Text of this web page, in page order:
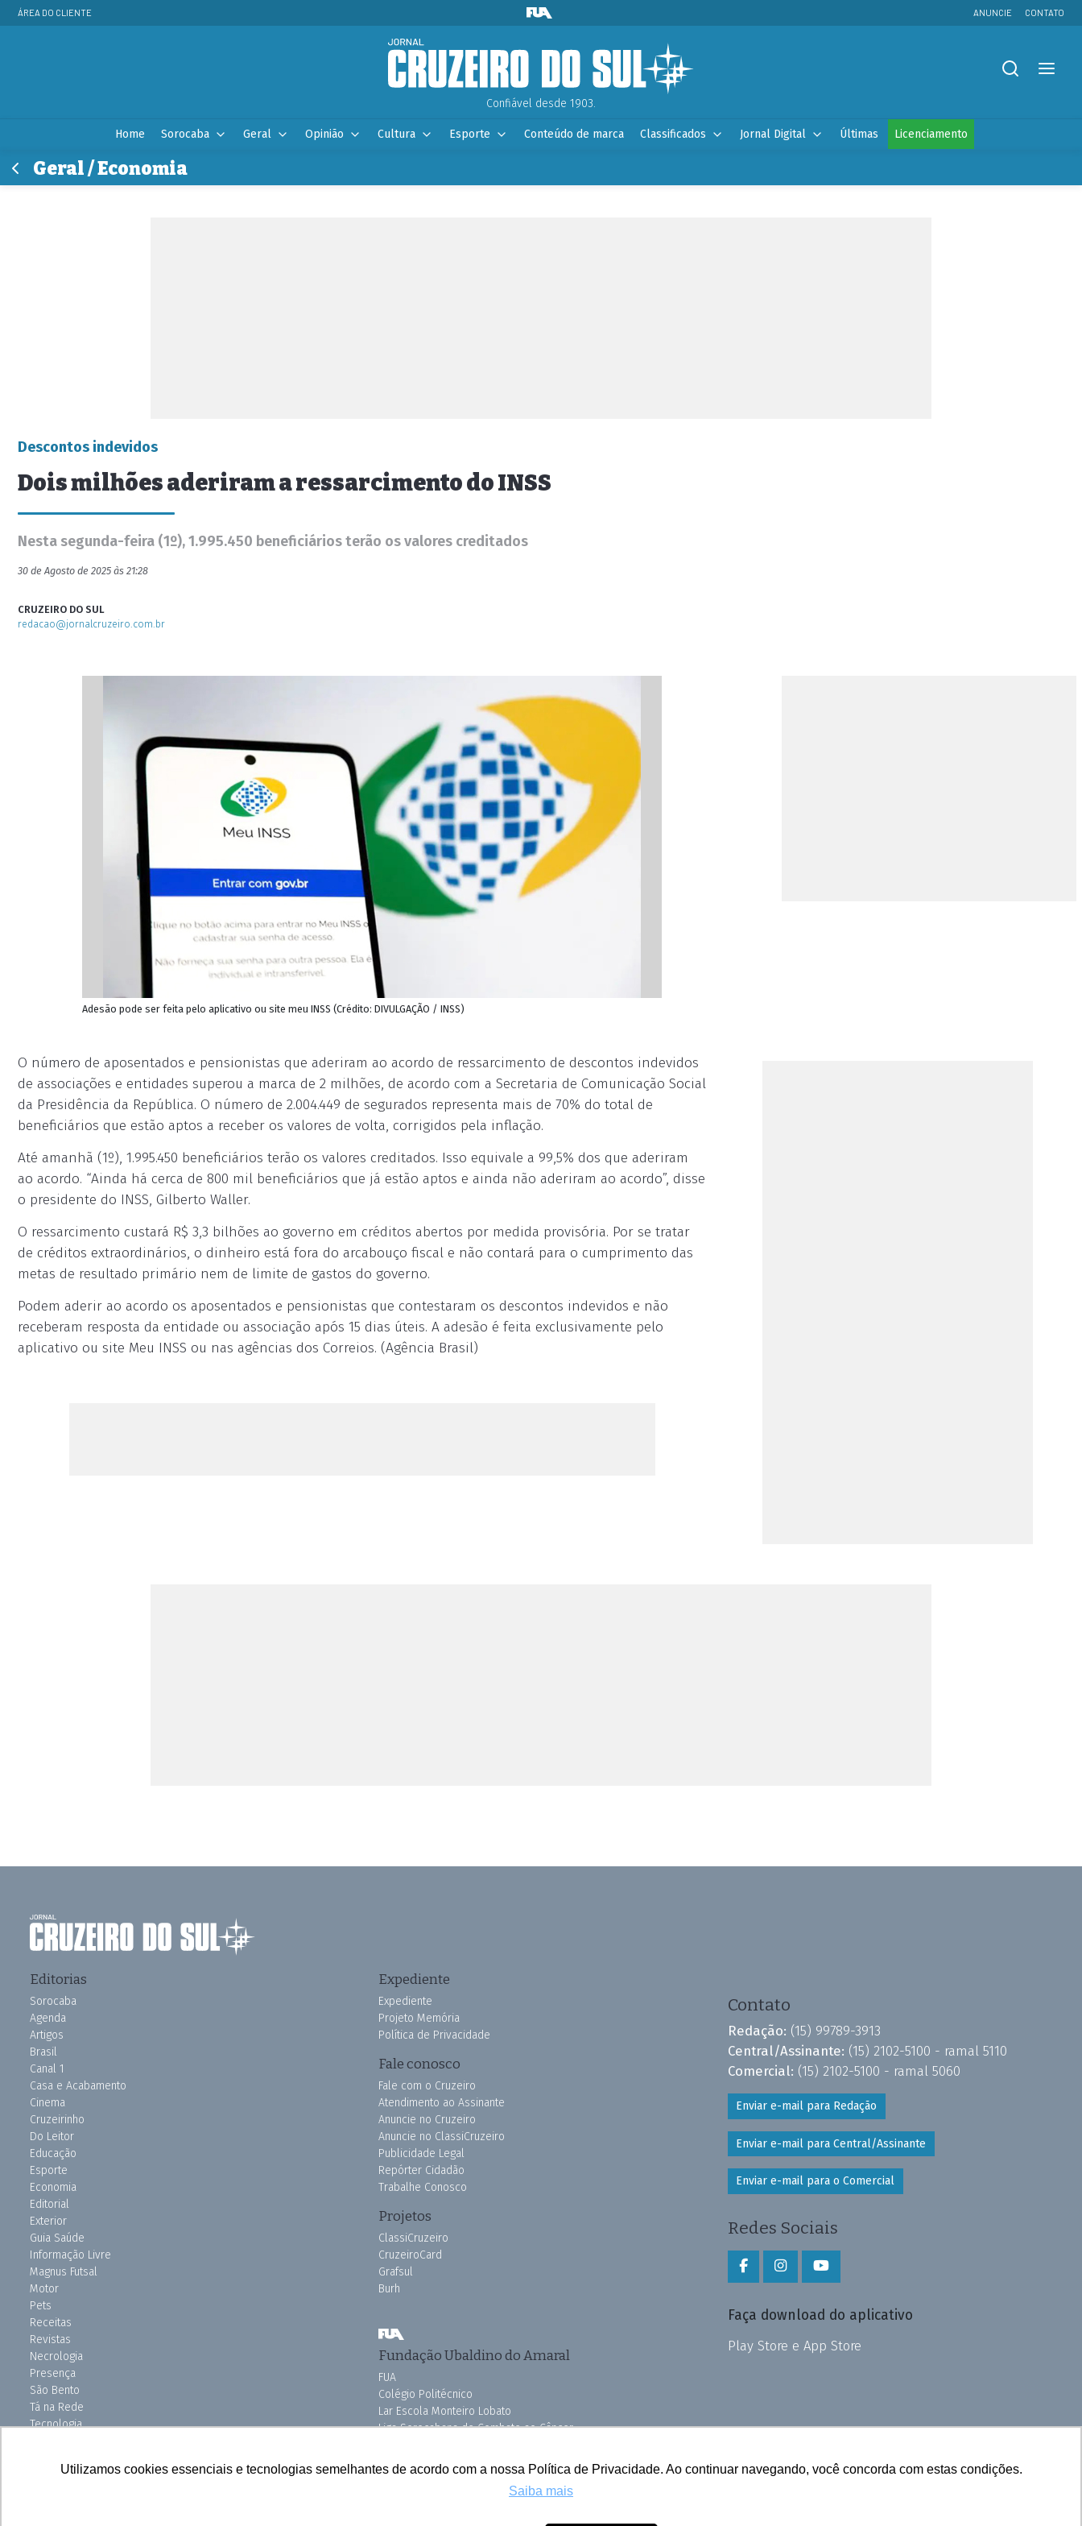
Utilizamos cookies essenciais e tecnologias semelhantes de acordo com a nossa Política de Privacidade. Ao continuar navegando, você concorda com estas condições.
Saiba mais
ÁREA DO CLIENTE ANUNCIE CONTATO
Confiável desde 1903.
Home Sorocaba Geral Opinião Cultura Esporte Conteúdo de marca Classificados Jornal Digital Últimas Licenciamento
Geral / Economia
Descontos indevidos
Dois milhões aderiram a ressarcimento do INSS
Nesta segunda-feira (1º), 1.995.450 beneficiários terão os valores creditados
30 de Agosto de 2025 às 21:28
CRUZEIRO DO SUL
redacao@jornalcruzeiro.com.br
Adesão pode ser feita pelo aplicativo ou site meu INSS (Crédito: DIVULGAÇÃO / INSS)
O número de aposentados e pensionistas que aderiram ao acordo de ressarcimento de descontos indevidos
de associações e entidades superou a marca de 2 milhões, de acordo com a Secretaria de Comunicação Social
da Presidência da República. O número de 2.004.449 de segurados representa mais de 70% do total de
beneficiários que estão aptos a receber os valores de volta, corrigidos pela inflação.
Até amanhã (1º), 1.995.450 beneficiários terão os valores creditados. Isso equivale a 99,5% dos que aderiram
ao acordo. “Ainda há cerca de 800 mil beneficiários que já estão aptos e ainda não aderiram ao acordo”, disse
o presidente do INSS, Gilberto Waller.
O ressarcimento custará R$ 3,3 bilhões ao governo em créditos abertos por medida provisória. Por se tratar
de créditos extraordinários, o dinheiro está fora do arcabouço fiscal e não contará para o cumprimento das
metas de resultado primário nem de limite de gastos do governo.
Podem aderir ao acordo os aposentados e pensionistas que contestaram os descontos indevidos e não
receberam resposta da entidade ou associação após 15 dias úteis. A adesão é feita exclusivamente pelo
aplicativo ou site Meu INSS ou nas agências dos Correios. (Agência Brasil)
Editorias
Sorocaba
Agenda
Artigos
Brasil
Canal 1
Casa e Acabamento
Cinema
Cruzeirinho
Do Leitor
Educação
Esporte
Economia
Editorial
Exterior
Guia Saúde
Informação Livre
Magnus Futsal
Motor
Pets
Receitas
Revistas
Necrologia
Presença
São Bento
Tá na Rede
Tecnologia
Expediente
Expediente
Projeto Memória
Política de Privacidade
Fale conosco
Fale com o Cruzeiro
Atendimento ao Assinante
Anuncie no Cruzeiro
Anuncie no ClassiCruzeiro
Publicidade Legal
Repórter Cidadão
Trabalhe Conosco
Projetos
ClassiCruzeiro
CruzeiroCard
Grafsul
Burh
Fundação Ubaldino do Amaral
FUA
Colégio Politécnico
Lar Escola Monteiro Lobato
Liga Sorocabana de Combate ao Câncer
Pink do Bem OSSEL
Contato
Redação: (15) 99789-3913
Central/Assinante: (15) 2102-5100 - ramal 5110
Comercial: (15) 2102-5100 - ramal 5060
Enviar e-mail para Redação
Enviar e-mail para Central/Assinante
Enviar e-mail para o Comercial
Redes Sociais
Faça download do aplicativo
Play Store e App Store